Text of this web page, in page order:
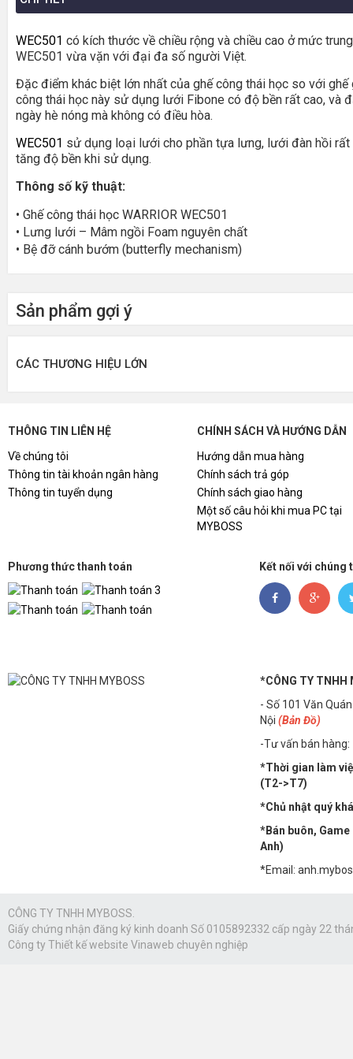
WEC501 có kích thước về chiều rộng và chiều cao ở mức
WEC501 vừa vặn với đại đa số người Việt.
Đặc điểm khác biệt lớn nhất của ghế công thái học so với
công thái học này sử dụng lưới Fibone có độ bền rất cao, và
ngày hè nóng mà không có điều hòa.
WEC501 sử dụng loại lưới cho phần tựa lưng, lưới đàn hồi
tăng độ bền khi sử dụng.
Thông số kỹ thuật:
• Ghế công thái học WARRIOR WEC501
• Lưng lưới – Mâm ngồi Foam nguyên chất
• Bệ đỡ cánh bướm (butterfly mechanism)
• Lưng ghế tùy chỉnh công thái học
• Chân kim loại thiết kế chịu lực
• Chiều cao tối đa 180cm
• Màu sắc: Đen
Sản phẩm gợi ý
CÁC THƯƠNG HIỆU LỚN
THÔNG TIN LIÊN HỆ
Về chúng tôi
Thông tin tài khoản ngân hàng
Thông tin tuyển dụng
CHÍNH SÁCH VÀ HƯỚNG DẪN
Hướng dẫn mua hàng
Chính sách trả góp
Chính sách giao hàng
Một số câu hỏi khi mua PC tại
MYBOSS
Phương thức thanh toán Kết nối với chúng
*CÔNG TY TNHH
- Số 101 Văn
Nội (Bản Đồ)
-Tư vấn bán hàng:
*Thời gian làm
(T2->T7)
*Chủ nhật quý
*Bán buôn, Game
Anh)
*Email:
CÔNG TY TNHH MYBOSS.
Giấy chứng nhận đăng ký kinh doanh Số 0105892332 cấp ngày 22
Công tyThiết kế website Vinaweb chuyên nghiệp